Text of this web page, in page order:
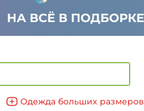
Одежда больших размеров